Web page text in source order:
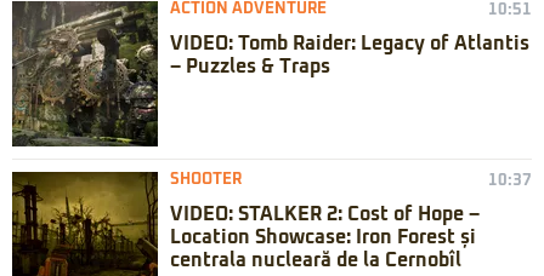
ACTION ADVENTURE 10:51
VIDEO: Tomb Raider: Legacy of Atlantis
– Puzzles & Traps
SHOOTER 10:37
VIDEO: STALKER 2: Cost of Hope –
Location Showcase: Iron Forest și
centrala nucleară de la Cernobîl